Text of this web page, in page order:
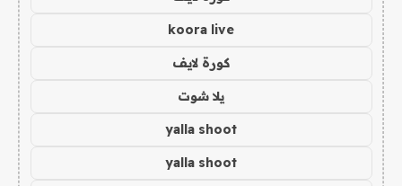
koora live
كورة لايف
يلا شوت
yalla shoot
yalla shoot